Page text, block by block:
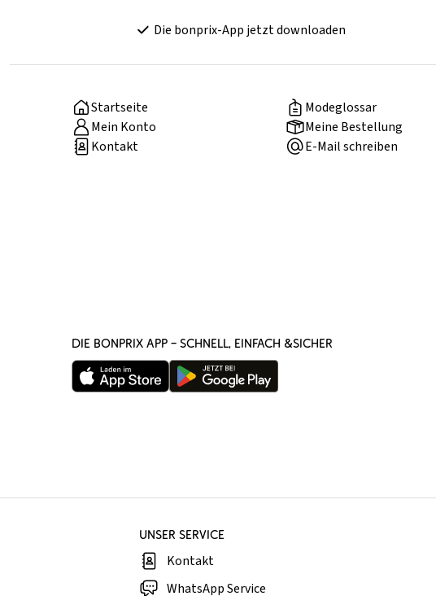
Die bonprix-App jetzt downloaden
Startseite
Modeglossar
Mein Konto
Meine Bestellung
Kontakt
E-Mail schreiben
DIE BONPRIX APP – SCHNELL, EINFACH &SICHER
UNSER SERVICE
Kontakt
WhatsApp Service